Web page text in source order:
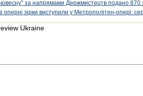
за напрямами Держмистецтв подано 870
оперні зірки виступили у Метрополітен-опері:
Ukraine